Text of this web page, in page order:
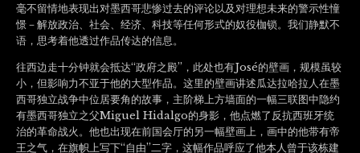
毫不留情地表现出对墨西哥悲惨过去的评论以及对理想未来的警示性憧
憬－解放政治、社会、经济、科技等任何形式的奴役枷锁。我们静默不
语，思考着他透过作品传达的信息。
往西边走十分钟就会抵达“政府之殿”，此处也有José的壁画，规模虽较
小，但影响力不亚于他的大型作品。这里的壁画讲述瓜达拉哈拉人在墨
西哥独立战争中位居要角的故事，主阶梯上方墙面的一幅三联图中隐约
有墨西哥独立之父Miguel Hidalgo的身影，他点燃了反抗西班牙统
治的革命战火。他也出现在前国会厅的另一幅壁画上，画中的他带有帝
王之气，在旗帜上写下“自由”二字，这幅作品呼应了他本人曾于该栋建